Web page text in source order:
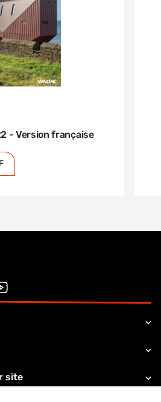
- Version française
sur Pinterest
nous sur Instagram
notre chaîne Youtube
site